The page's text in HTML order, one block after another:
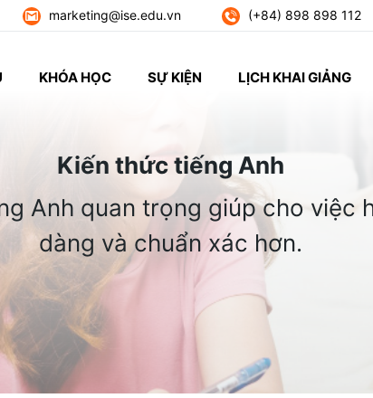
marketing@ise.edu.vn (+84) 898 898 112
KHÓA HỌC SỰ KIỆN LỊCH KHAI GIẢNG
Kiến thức tiếng Anh
Anh quan trọng giúp cho việc
dàng và chuẩn xác hơn.